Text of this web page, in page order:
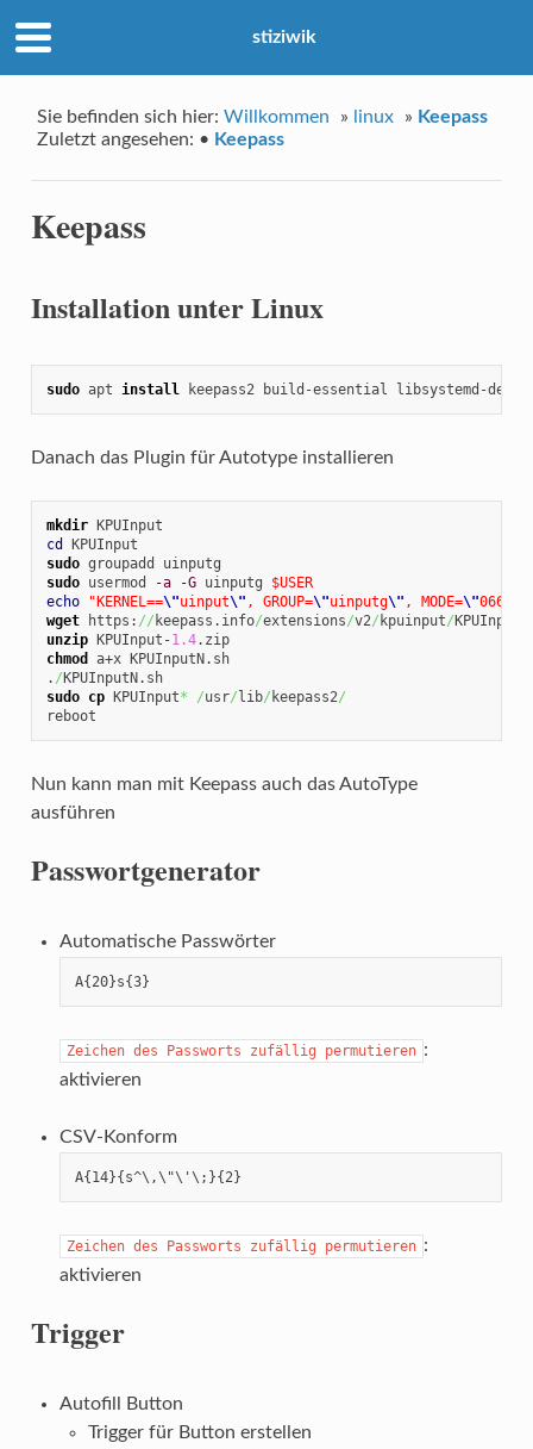
stiziwik
Sie befinden sich hier:Willkommen » linux » Keepass
Zuletzt angesehen: • Keepass
Keepass
Installation unter Linux
sudo apt install keepass2 build-essential libsystemd-dev
Danach das Plugin für Autotype installieren
mkdir
cd
sudo
sudo usermod -a -G uinputg
$USER
echo
"KERNEL==\"uinput\" , GROUP=\"uinputg\" , MODE=\"0660
wget https: // keepass.info/extensions/v2/ kpuinput/ KPUInput-
unzip KPUInput-1.4
.zip
chmod
a+x KPUInputN.sh
. /
KPUInputN.sh
sudo
cp KPUInput* /usr/ lib/ keepass2/
reboot
Nun kann man mit Keepass auch das AutoType
ausführen
Passwortgenerator
Automatische Passwörter
A{20}s{3}
Zeichen des Passworts zufällig permutieren :
aktivieren
CSV-Konform
A{14}{s^\,\"\'\;}{2}
Zeichen des Passworts zufällig permutieren :
aktivieren
Trigger
Autofill Button
Trigger für Button erstellen